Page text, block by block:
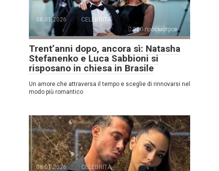
08.01.2026
CELEBRITÀ
960 просмотров
Trent’anni dopo, ancora sì: Natasha
Stefanenko e Luca Sabbioni si
risposano in chiesa in Brasile
Un amore che attraversa il tempo e sceglie di rinnovarsi nel
modo più romantico
08.01.2026
CELEBRITÀ